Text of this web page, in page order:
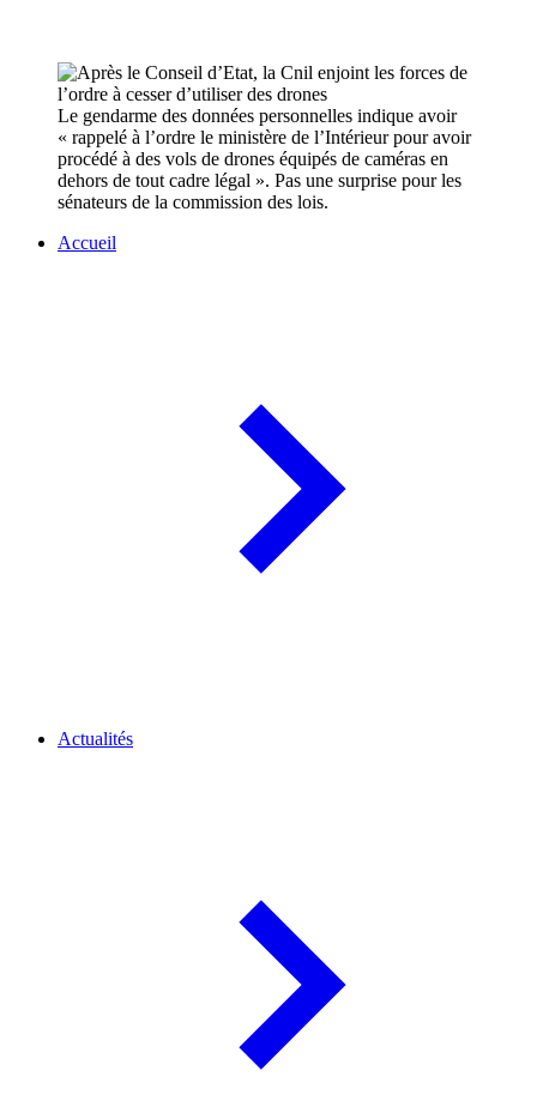
Le gendarme des données personnelles indique avoir
« rappelé à l’ordre le ministère de l’Intérieur pour avoir
procédé à des vols de drones équipés de caméras en
dehors de tout cadre légal ». Pas une surprise pour les
sénateurs de la commission des lois.
Accueil
Actualités